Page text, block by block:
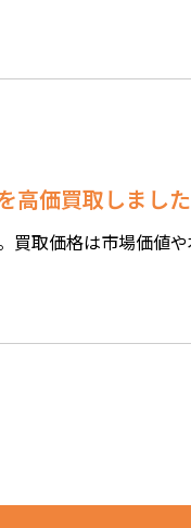
価買取しました
買取価格は市場価値